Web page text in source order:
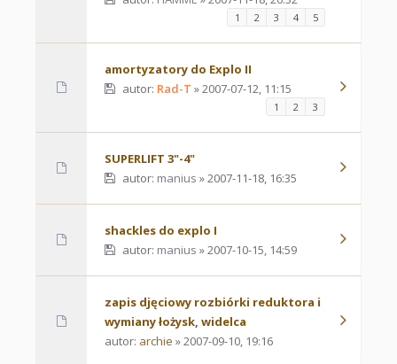
1 2 3 4 5
amortyzatory do Explo II
autor: Rad-T » 2007-07-12, 11:15
1 2 3
SUPERLIFT 3"-4"
autor: manius » 2007-11-18, 16:35
shackles do explo I
autor: manius » 2007-10-15, 14:59
zapis djęciowy rozbiórki reduktora i
wymiany łożysk, widelca
autor: archie » 2007-09-10, 19:16